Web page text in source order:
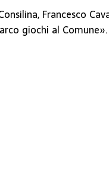
Francesco
giochi al